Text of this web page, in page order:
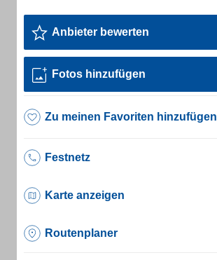
Anbieter bewerten
Fotos hinzufügen
Zu meinen Favoriten hinzufügen
Festnetz
Karte anzeigen
Routenplaner